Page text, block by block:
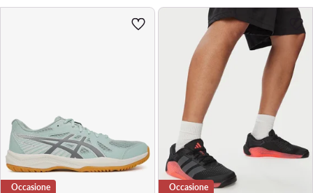
Occasione Occasione